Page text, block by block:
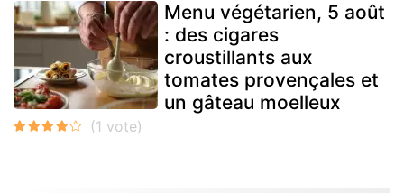
Menu végétarien, 5 août
: des cigares
croustillants aux
tomates provençales et
un gâteau moelleux